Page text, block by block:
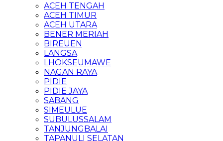
ACEH TENGAH
ACEH TIMUR
ACEH UTARA
BENER MERIAH
BIREUEN
LANGSA
LHOKSEUMAWE
NAGAN RAYA
PIDIE
PIDIE JAYA
SABANG
SIMEULUE
SUBULUSSALAM
TANJUNGBALAI
TAPANULI SELATAN